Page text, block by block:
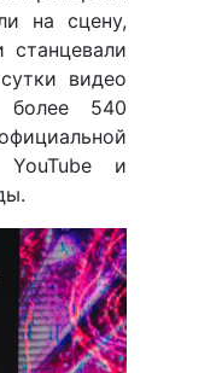
на сцену,
видео
более 540
и